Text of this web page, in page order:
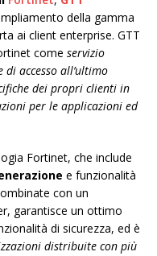
della gamma
ai client enterprise. GTT
come servizio
accesso all’ultimo
dei propri clienti in
per le applicazioni ed
Fortinet, che include
e funzionalità
con un
garantisce un ottimo
di sicurezza, ed è
distribuite con più